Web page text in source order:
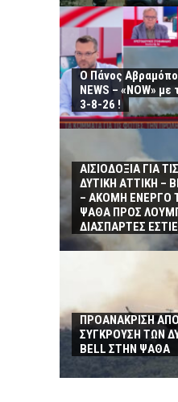
Ο Πάνος
NEWS – «NOW»
3-8-26 !
ΑΙΣΙΟΔΟΞΙΑ ΓΙΑ
ΔΥΤΙΚΗ ΑΤΤΙΚΗ –
– ΑΚΟΜΗ ΕΝΕΡΓΟ
ΨΑΘΑ ΠΡΟΣ
ΔΙΑΣΠΑΡΤΕΣ
ΠΡΟΑΝΑΚΡΙΣΗ
ΣΥΓΚΡΟΥΣΗ ΤΩΝ
BELL ΣΤΗΝ ΨΑΘΑ